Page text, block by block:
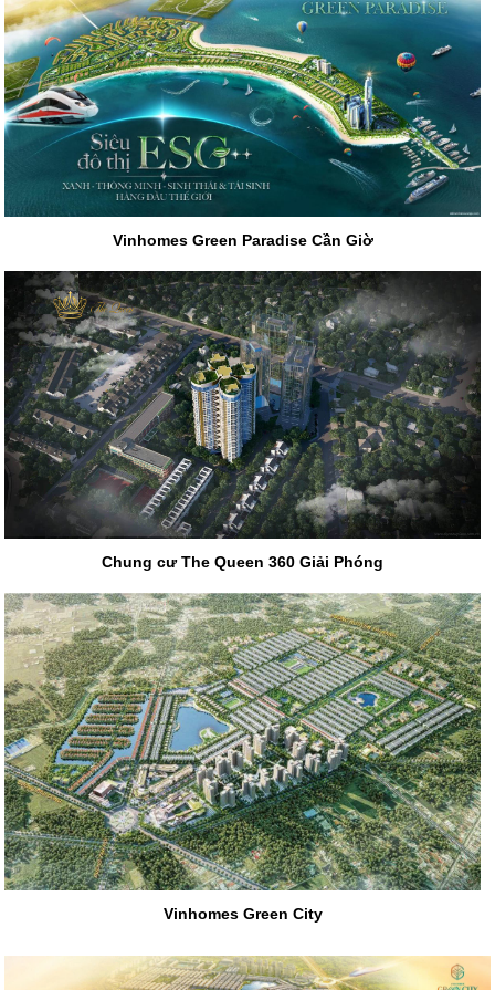
Vinhomes Green Paradise Cần Giờ
Chung cư The Queen 360 Giải Phóng
Vinhomes Green City